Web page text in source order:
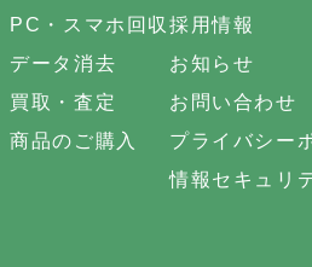
PC・スマホ回収
データ消去
買取・査定
商品のご購入
採用情報
お知らせ
お問い合わせ
プライバシー
情報セキュリ